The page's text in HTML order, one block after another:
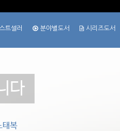
트셀러 분야별도서 시리즈도서
다
태복